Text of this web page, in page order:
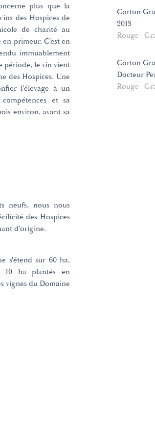
plus que la
des Hospices de
de charité au
en primeur. C'est en
immuablement
période, le vin vient
des Hospices. Une
l'élevage à un
et sa
environ, avant sa
neufs, nous nous
des Hospices
d'origine.
s'étend sur 60 ha,
ha plantés en
vignes du Domaine
Corton
2013
Rouge
Corton
Docteur
Rouge